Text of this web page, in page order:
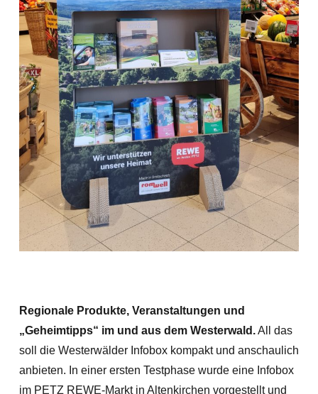
Regionale Produkte, Veranstaltungen und
„Geheimtipps“ im und aus dem Westerwald.All das
soll die Westerwälder Infobox kompakt und anschaulich
anbieten. In einer ersten Testphase wurde eine Infobox
im PETZ REWE-Markt in Altenkirchen vorgestellt und